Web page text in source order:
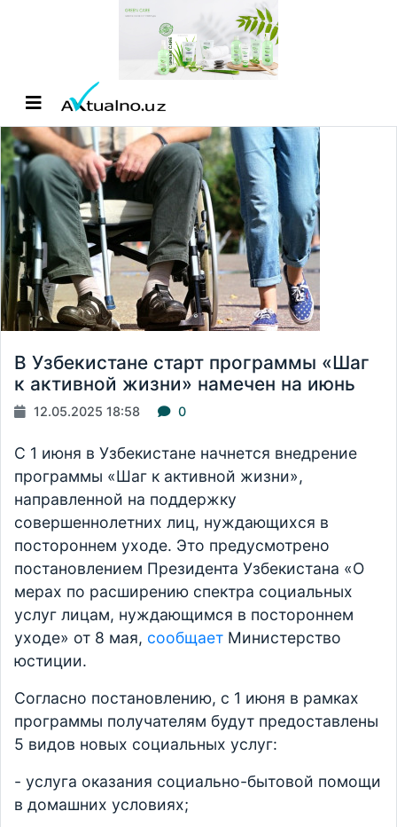
В Узбекистане старт программы «Шаг
к активной жизни» намечен на июнь
12.05.2025 18:58 0
С 1 июня в Узбекистане начнется внедрение
программы «Шаг к активной жизни»,
направленной на поддержку
совершеннолетних лиц, нуждающихся в
постороннем уходе. Это предусмотрено
постановлением Президента Узбекистана «О
мерах по расширению спектра социальных
услуг лицам, нуждающимся в постороннем
уходе» от 8 мая, сообщает Министерство
юстиции.
Согласно постановлению, с 1 июня в рамках
программы получателям будут предоставлены
5 видов новых социальных услуг:
- услуга оказания социально-бытовой помощи
в домашних условиях;